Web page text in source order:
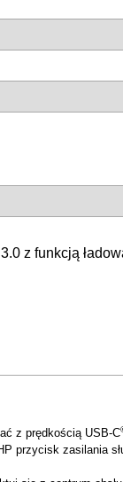
z funkcją
z prędkością USB-C
przycisk zasilania